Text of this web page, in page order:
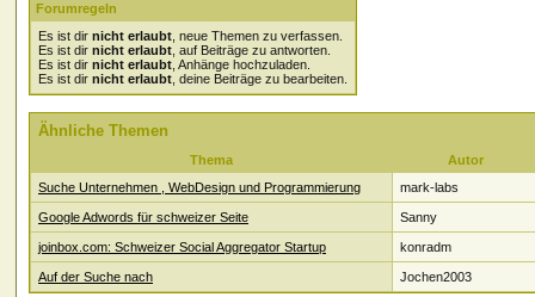
Forumregeln
Es ist dir nicht erlaubt , neue Themen zu verfassen.
Es ist dir nicht erlaubt , auf Beiträge zu antworten.
Es ist dir nicht erlaubt , Anhänge hochzuladen.
Es ist dir nicht erlaubt , deine Beiträge zu bearbeiten.
Ähnliche Themen
Thema
Autor
Suche Unternehmen , WebDesign und Programmierung
mark-labs
Google Adwords für schweizer Seite Sanny
joinbox.com: Schweizer Social Aggregator Startup konradm
Auf der Suche nach Jochen2003